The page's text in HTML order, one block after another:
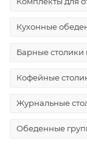
Кухонные
Барные столики
Кофейные
Журнальные
Обеденные